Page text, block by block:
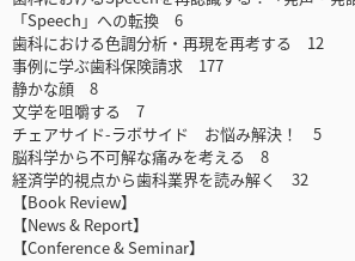
「Speech」への転換 6
歯科における色調分析・再現を再考する 12
事例に学ぶ歯科保険請求 177
静かな顔 8
文学を咀嚼する 7
チェアサイド-ラボサイド お悩み解決！ 5
脳科学から不可解な痛みを考える 8
経済学的視点から歯科業界を読み解く 32
【Book Review】
【News & Report】
【Conference & Seminar】